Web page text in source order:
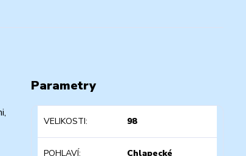
Parametry
VELIKOSTI 98
POHLAVÍ Chlapecké